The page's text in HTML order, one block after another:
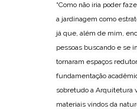
“Como não iria poder
a jardinagem como
já que, além de mim,
pessoas buscando e se
tornaram espaços
fundamentação
sobretudo a Arquitetura
materiais vindos da